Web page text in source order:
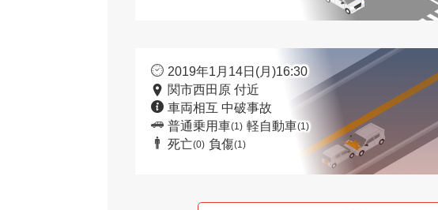
2019年1月14日(月)16:30
関市西田原 付近
車両相互 中破事故
普通乗用車(1) 軽自動車(1)
死亡(0) 負傷(1)